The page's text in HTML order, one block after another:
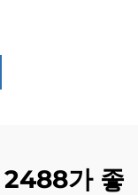
2488가 좋